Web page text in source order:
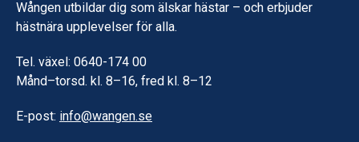
Wången utbildar dig som älskar hästar – och erbjuder
hästnära upplevelser för alla.
Tel. växel: 0640-174 00
Månd–torsd. kl. 8–16, fred kl. 8–12
E-post: info@wangen.se